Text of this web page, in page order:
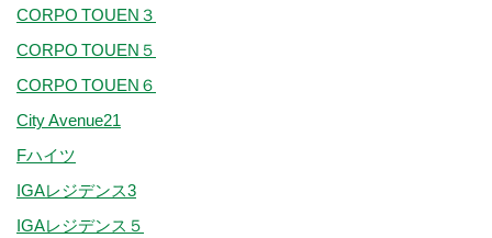
CORPO TOUEN３
CORPO TOUEN５
CORPO TOUEN６
City Avenue21
Fハイツ
IGAレジデンス3
IGAレジデンス５